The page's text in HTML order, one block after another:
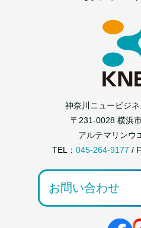
神奈川ニュービジ
〒231-0028 横浜
アルテマリンウ
TEL： 045-264-9177 /
お問い合わせ